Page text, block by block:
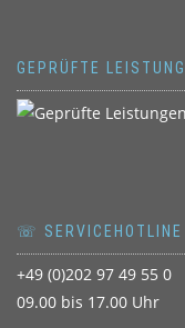
GEPRÜFTE LEISTUNG
☏ SERVICEHOTLINE
+49 (0)202 97 49 55 0
09.00 bis 17.00 Uhr